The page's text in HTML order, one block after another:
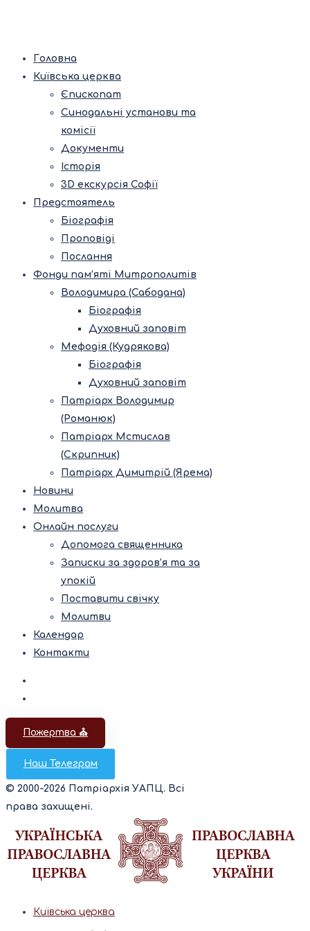
Головна
Київська церква
Єпископат
Синодальні установи та
комісії
Документи
Історія
3D екскурсія Софії
Предстоятель
Біографія
Проповіді
Послання
Фонди пам’яті Митрополитів
Володимира (Сабодана)
Біографія
Духовний заповіт
Мефодія (Кудрякова)
Біографія
Духовний заповіт
Патріарх Володимир
(Романюк)
Патріарх Мстислав
(Скрипник)
Патріарх Димитрій (Ярема)
Новини
Молитва
Онлайн послуги
Допомога священника
Записки за здоров’я та за
упокій
Поставити свічку
Молитви
Календар
Контакти
Пожертва ⛪️
Наш Телеграм
© 2000-2026 Патріархія УАПЦ. Всі
права захищені.
Київська церква